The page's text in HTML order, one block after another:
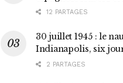
12 PARTAGES
30 juillet 1945 : le
Indianapolis, six
2 PARTAGES